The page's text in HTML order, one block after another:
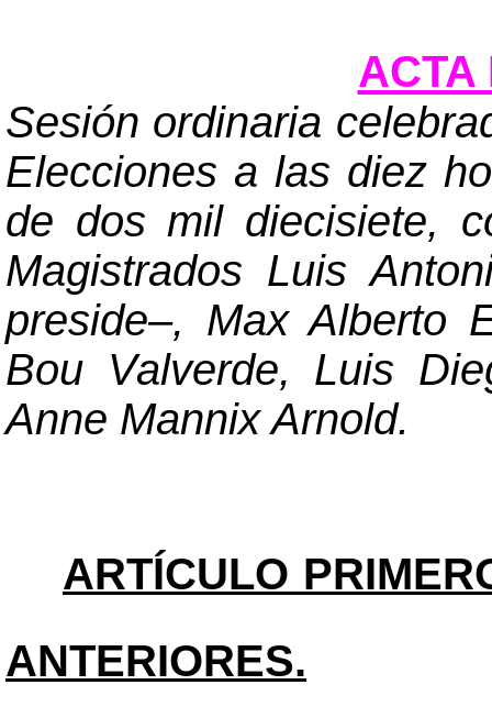
ACTA
Sesión ordinaria
Elecciones a las diez
de dos mil diecisiete,
Magistrados Luis
preside–, Max Alberto
Bou Valverde, Luis
Anne Mannix Arnold.
ARTÍCULO
ANTERIORES.